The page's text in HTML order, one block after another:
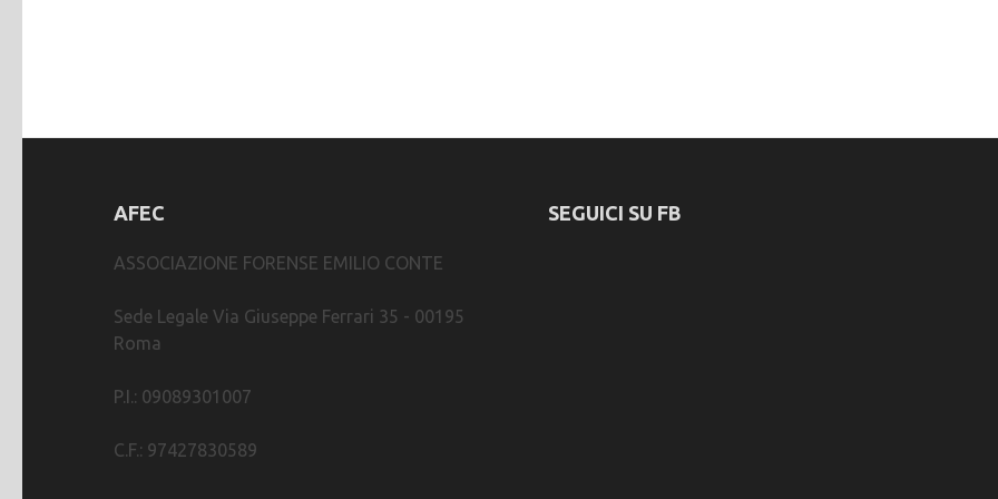
AFEC
ASSOCIAZIONE FORENSE EMILIO CONTE
Sede Legale Via Giuseppe Ferrari 35 - 00195
Roma
P.I.: 09089301007
C.F.: 97427830589
SEGUICI SU FB